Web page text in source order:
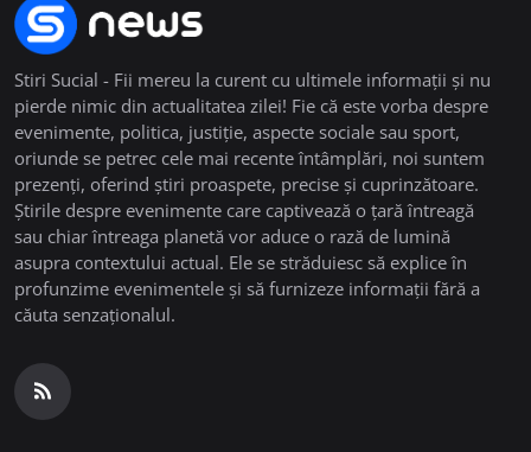
Stiri Sucial - Fii mereu la curent cu ultimele informații și nu
pierde nimic din actualitatea zilei! Fie că este vorba despre
evenimente, politica, justiție, aspecte sociale sau sport,
oriunde se petrec cele mai recente întâmplări, noi suntem
prezenți, oferind știri proaspete, precise și cuprinzătoare.
Știrile despre evenimente care captivează o țară întreagă
sau chiar întreaga planetă vor aduce o rază de lumină
asupra contextului actual. Ele se străduiesc să explice în
profunzime evenimentele și să furnizeze informații fără a
căuta senzaționalul.